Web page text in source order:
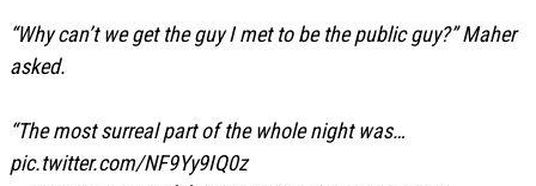
“Why can’t we get the guy I met to be the public guy?” Maher
asked.
“The most surreal part of the whole night was…
pic.twitter.com/NF9Yy9IQ0z